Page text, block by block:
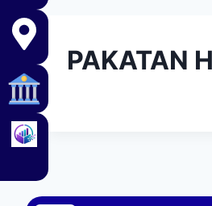
PAKATAN